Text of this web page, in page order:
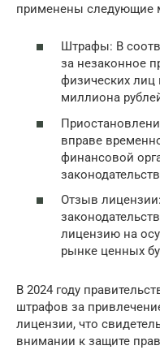
применены следующие
Штрафы: В
за незаконное
физических
миллиона
вправе
финансовой
Отзыв
лицензию на
рынке ценных
В 2024 году
штрафов за
лицензии, что
внимании к защите